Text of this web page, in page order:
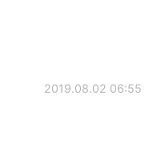
2019.08.02 06:55